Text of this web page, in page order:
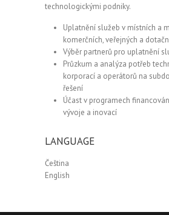
technologickými podniky.
Uplatnění služeb v místních a
komerčních, veřejných a
Výběr partnerů pro uplatnění
Průzkum a analýza potřeb
korporací a operátorů na
řešení
Účast v programech
vývoje a inovací
LANGUAGE
Čeština
English